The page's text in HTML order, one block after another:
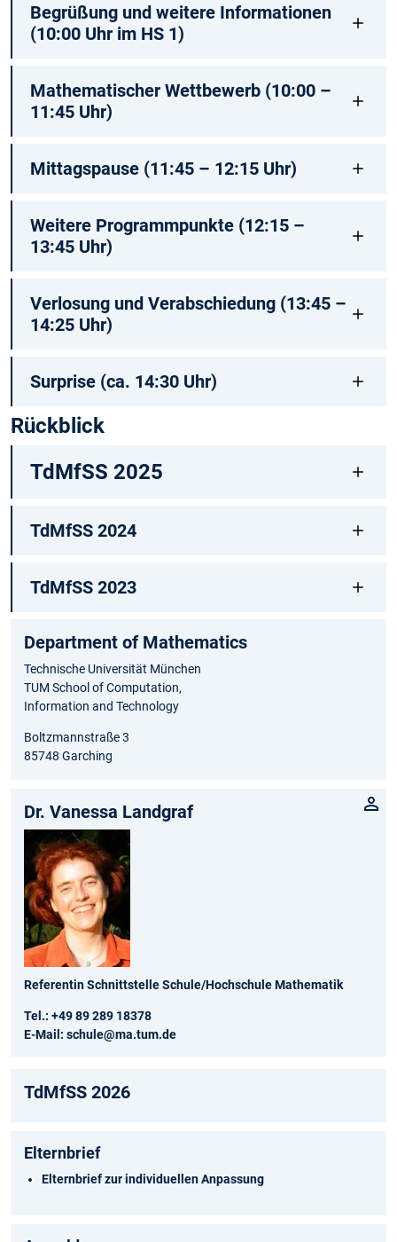
Begrüßung und weitere Informationen
(10:00 Uhr im HS 1)
Mathematischer Wettbewerb (10:00 –
11:45 Uhr)
Mittagspause (11:45 – 12:15 Uhr)
Weitere Programmpunkte (12:15 –
13:45 Uhr)
Verlosung und Verabschiedung (13:45 –
14:25 Uhr)
Surprise (ca. 14:30 Uhr)
Rückblick
TdMfSS 2025
TdMfSS 2024
TdMfSS 2023
Department of Ma⁠thematics
Technische Universität München
TUM School of Computation,
Information and Technology
Boltzmannstraße 3
85748 Garching
Dr. Vanessa Landgraf
Referentin Schnittstelle Schule/Hochschule Mathematik
Tel.: +49 89 289 18378
E-Mail: schule@ma.tum.de
TdMfSS 2026
Elternbrief
Elternbriefzur individuellen Anpassung